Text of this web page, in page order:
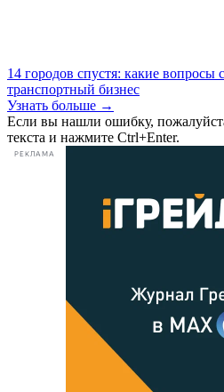
14 городов спустя: какие вопросы
транспортный бизнес
Узнать больше →
Если вы нашли ошибку,
текста и нажмите Ctrl+Enter.
РЕКЛАМА